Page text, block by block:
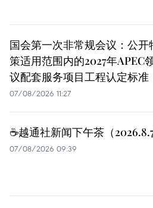
国会第一次非常规会议：公开
策适用范围内的2027年APEC
议配套服务项目工程认定标准
07/08/2026 11:27
☕️越通社新闻下午茶（2026.8.7
07/08/2026 09:39